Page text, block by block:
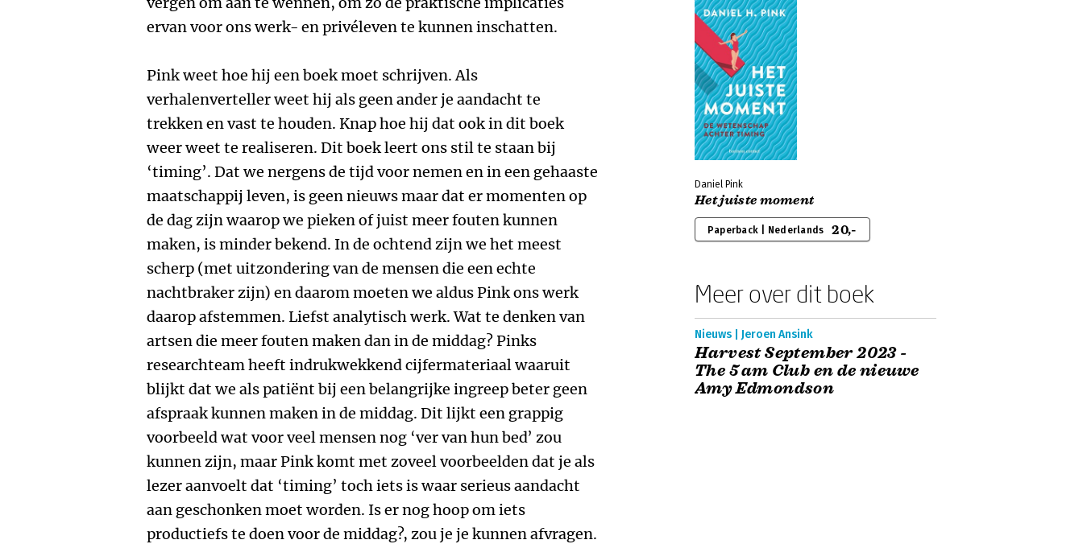
ervan voor ons werk- en privéleven te kunnen inschatten.
Pink weet hoe hij een boek moet schrijven. Als
verhalenverteller weet hij als geen ander je aandacht te
trekken en vast te houden. Knap hoe hij dat ook in dit boek
weer weet te realiseren. Dit boek leert ons stil te staan bij
‘timing’. Dat we nergens de tijd voor nemen en in een gehaaste
maatschappij leven, is geen nieuws maar dat er momenten op
de dag zijn waarop we pieken of juist meer fouten kunnen
maken, is minder bekend. In de ochtend zijn we het meest
scherp (met uitzondering van de mensen die een echte
nachtbraker zijn) en daarom moeten we aldus Pink ons werk
daarop afstemmen. Liefst analytisch werk. Wat te denken van
artsen die meer fouten maken dan in de middag? Pinks
researchteam heeft indrukwekkend cijfermateriaal waaruit
blijkt dat we als patiënt bij een belangrijke ingreep beter geen
afspraak kunnen maken in de middag. Dit lijkt een grappig
voorbeeld wat voor veel mensen nog ‘ver van hun bed’ zou
kunnen zijn, maar Pink komt met zoveel voorbeelden dat je als
lezer aanvoelt dat ‘timing’ toch iets is waar serieus aandacht
aan geschonken moet worden. Is er nog hoop om iets
productiefs te doen voor de middag?, zou je je kunnen afvragen.
Daniel Pink
Het juiste moment
Paperback | Nederlands 20,-
Meer over dit boek
Nieuws | Jeroen Ansink
Harvest September 2023 -
The 5 am Club en de nieuwe
Amy Edmondson